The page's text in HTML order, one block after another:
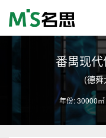
番禺现
(德舜
年份: 30000㎡